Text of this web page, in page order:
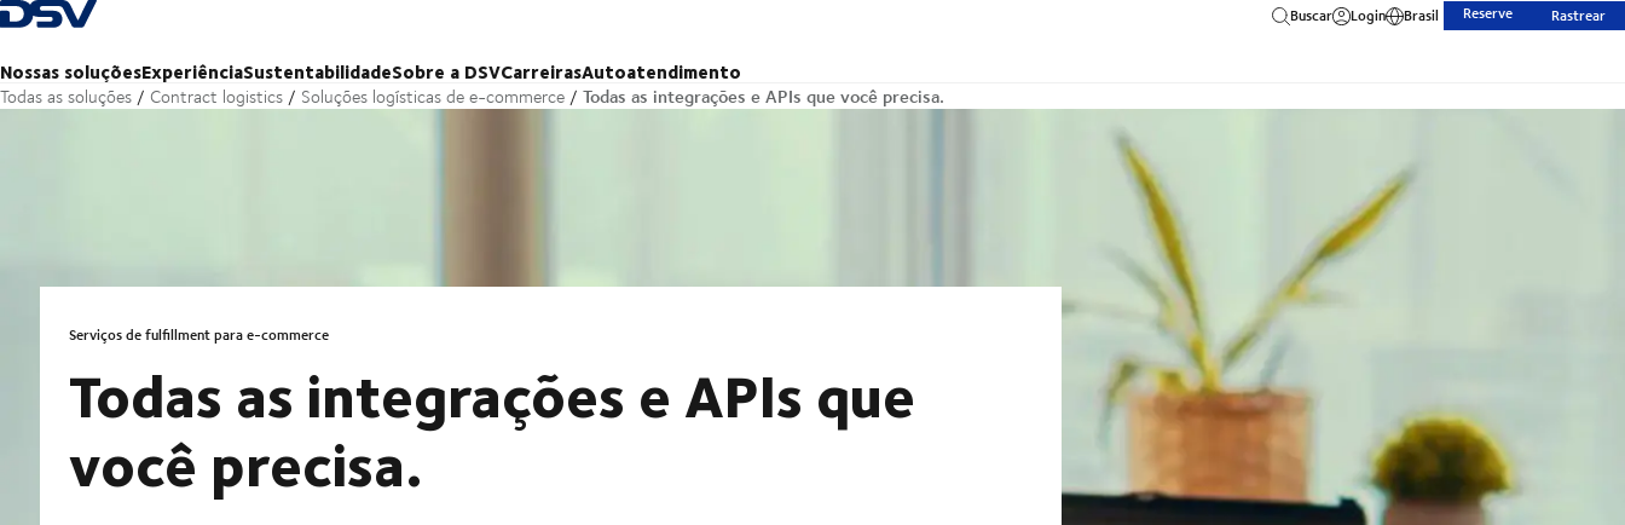
Voltar à página inicial
Nossas soluçõesExperiênciaSustentabilidadeSobre a DSVCarreirasAutoatendimento
Buscar Login Brasil Reserve Rastrear
Todas as soluções Contract logistics Soluções logísticas de e-commerce Todas as integrações e APIs que você precisa.
Serviços de fulfillment para e-commerce
Todas as integrações e APIs que
você precisa.